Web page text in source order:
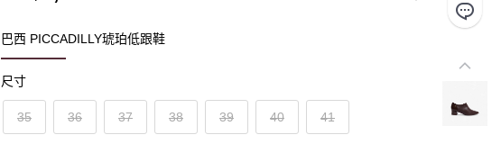
巴西 PICCADILLY琥珀低跟鞋
尺寸
35 36 37 38 39 40 41